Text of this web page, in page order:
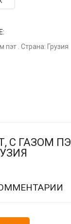
пэт . Страна: Грузия
С ГАЗОМ